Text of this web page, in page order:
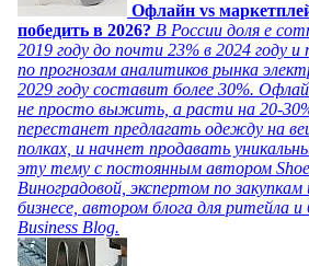
Офлайн vs
победить в 2026? В России доля e
2019 году до почти 23% в 2024 году
по прогнозам аналитиков рынка
2029 году составит более 30%.
не просто выжить, а расти на 20-
перестанет предлагать одежду на
полках, и начнет продавать
эту тему с постоянным автором
Виноградовой, экспертом по
бизнесе, автором блога для ритейла и
Business Blog.